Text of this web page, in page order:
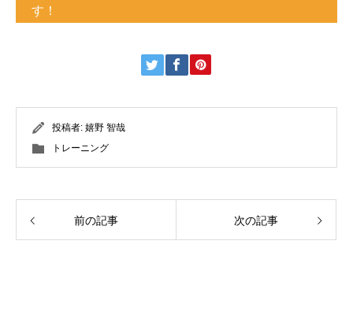
す！
投稿者: 嬉野 智哉
トレーニング
前の記事 次の記事